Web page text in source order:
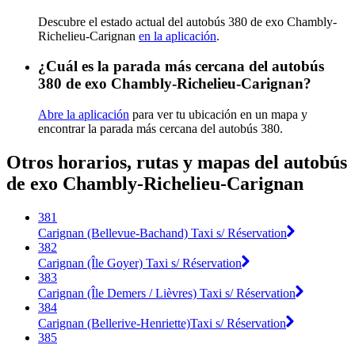
Descubre el estado actual del autobús 380 de exo Chambly-
Richelieu-Carignan en la aplicación.
¿Cuál es la parada más cercana del autobús
380 de exo Chambly-Richelieu-Carignan?
Abre la aplicación para ver tu ubicación en un mapa y
encontrar la parada más cercana del autobús 380.
Otros horarios, rutas y mapas del autobús
de exo Chambly-Richelieu-Carignan
381
Carignan (Bellevue-Bachand) Taxi s/ Réservation
382
Carignan (Île Goyer) Taxi s/ Réservation
383
Carignan (Île Demers / Lièvres) Taxi s/ Réservation
384
Carignan (Bellerive-Henriette)Taxi s/ Réservation
385